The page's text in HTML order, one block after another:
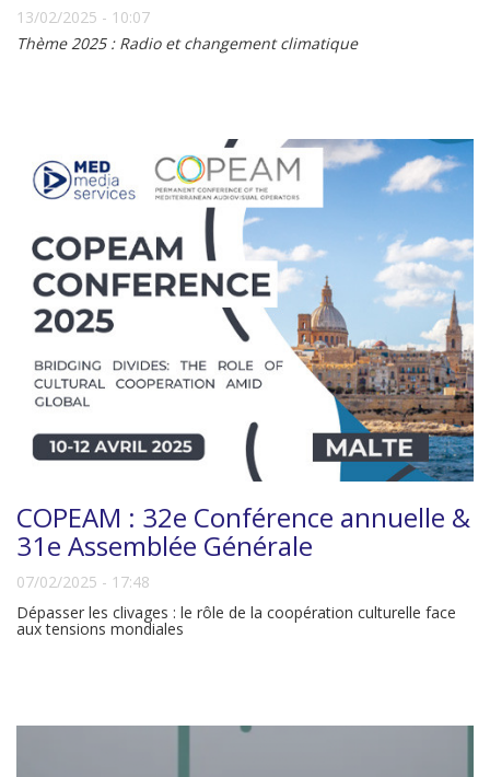
13/02/2025 - 10:07
Thème 2025 : Radio et changement climatique
COPEAM : 32e Conférence annuelle &
31e Assemblée Générale
07/02/2025 - 17:48
Dépasser les clivages : le rôle de la coopération culturelle face
aux tensions mondiales